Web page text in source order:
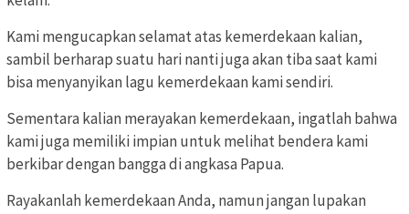
Kami mengucapkan selamat atas kemerdekaan kalian,
sambil berharap suatu hari nanti juga akan tiba saat kami
bisa menyanyikan lagu kemerdekaan kami sendiri.
Sementara kalian merayakan kemerdekaan, ingatlah bahwa
kami juga memiliki impian untuk melihat bendera kami
berkibar dengan bangga di angkasa Papua.
Rayakanlah kemerdekaan Anda, namun jangan lupakan